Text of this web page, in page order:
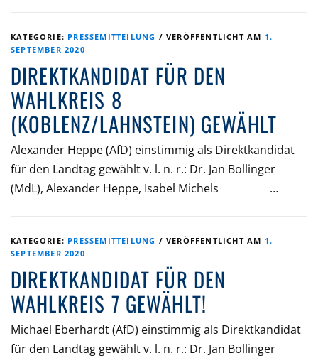
KATEGORIE: PRESSEMITTEILUNG /VERÖFFENTLICHT AM 1.
SEPTEMBER 2020
DIREKTKANDIDAT FÜR DEN
WAHLKREIS 8
(KOBLENZ/LAHNSTEIN) GEWÄHLT
Alexander Heppe (AfD) einstimmig als Direktkandidat
für den Landtag gewählt v. l. n. r.: Dr. Jan Bollinger
(MdL), Alexander Heppe, Isabel Michels …
KATEGORIE: PRESSEMITTEILUNG /VERÖFFENTLICHT AM 1.
SEPTEMBER 2020
DIREKTKANDIDAT FÜR DEN
WAHLKREIS 7 GEWÄHLT!
Michael Eberhardt (AfD) einstimmig als Direktkandidat
für den Landtag gewählt v. l. n. r.: Dr. Jan Bollinger